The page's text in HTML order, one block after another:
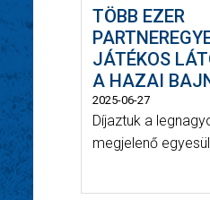
TÖBB EZER
JÁTÉKOS
A HAZAI
2025-06-27
Díjaztuk a
megjelenő